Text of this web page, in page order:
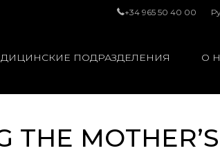
+34 965 50 40 00
ПОДРАЗДЕЛЕНИЯ О
THE